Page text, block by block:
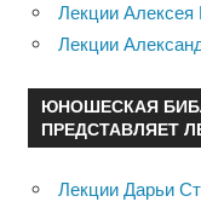
Лекции Алексея
Лекции
ЮНОШЕСКАЯ
ПРЕДСТАВЛЯЕТ
Лекции Дарьи